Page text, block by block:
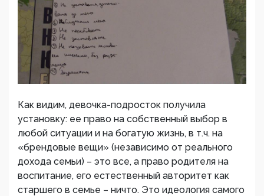
Как видим, девочка-подросток получила
установку: ее право на собственный выбор в
любой ситуации и на богатую жизнь, в т.ч. на
«брендовые вещи» (независимо от реального
дохода семьи) – это все, а право родителя на
воспитание, его естественный авторитет как
старшего в семье – ничто. Это идеология самого